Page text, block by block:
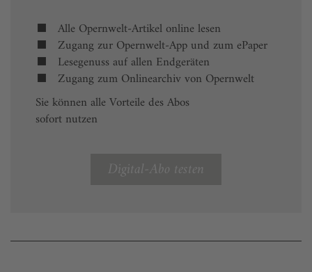
Alle Opernwelt-Artikel online lesen
Zugang zur Opernwelt-App und zum ePaper
Lesegenuss auf allen Endgeräten
Zugang zum Onlinearchiv von Opernwelt
Sie können alle Vorteile des Abos
sofort nutzen
Digital-Abo testen